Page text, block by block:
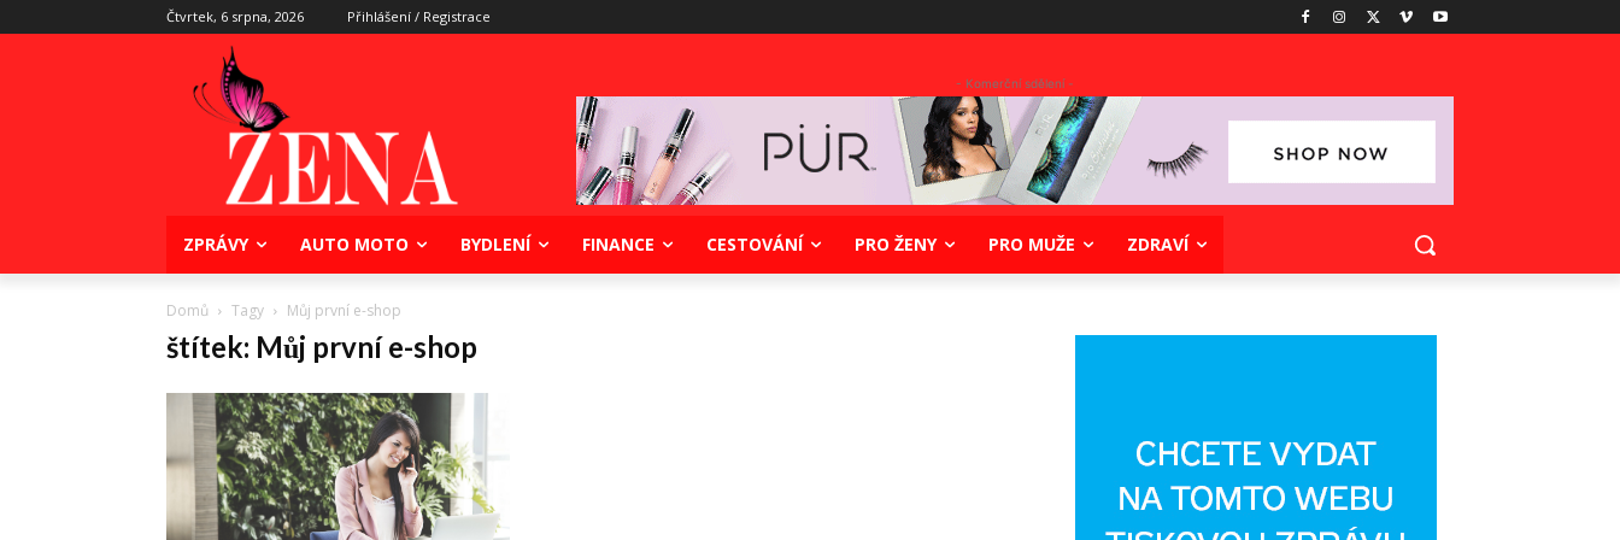
Čtvrtek, 6 srpna, 2026 Přihlášení / Registrace
- Komerční sdělení -
ZPRÁVY AUTO MOTO BYDLENÍ FINANCE CESTOVÁNÍ PRO ŽENY PRO MUŽE ZDRAVÍ
Domů Tagy Můj první e-shop
štítek: Můj první e-shop